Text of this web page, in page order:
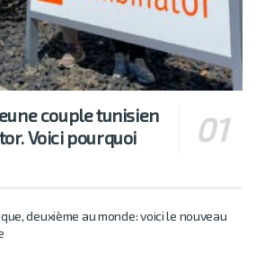
couple tunisien
Voici pourquoi
deuxième au monde: voici le nouveau